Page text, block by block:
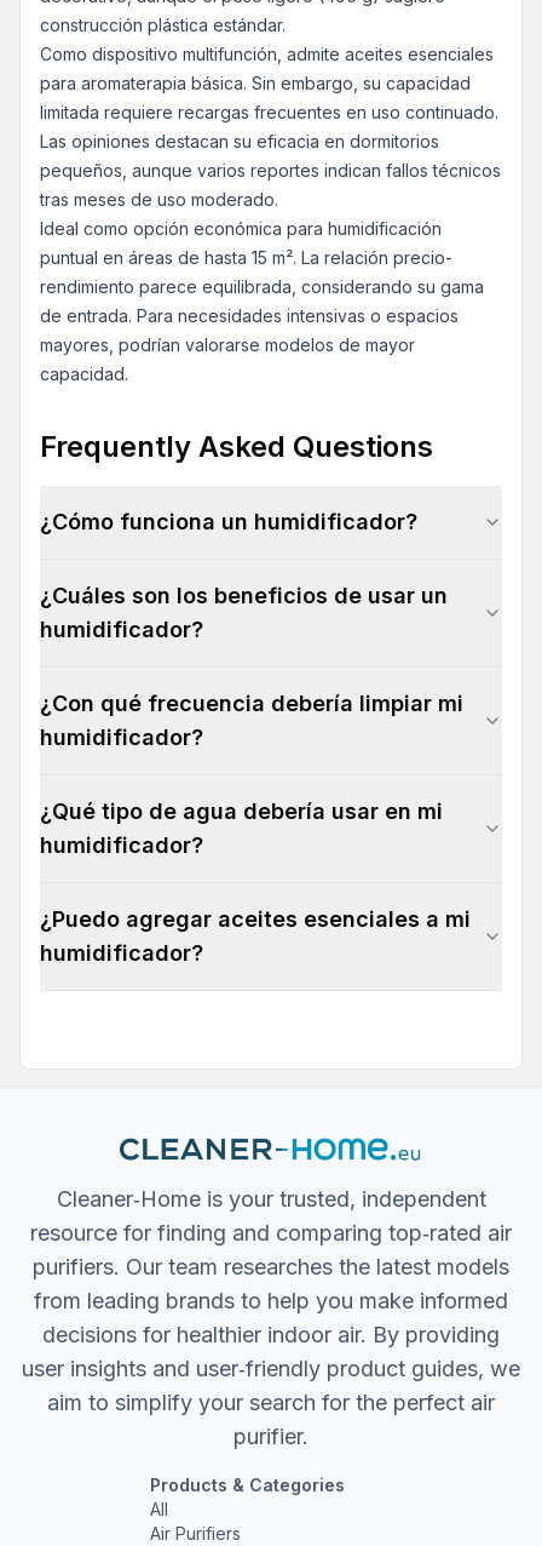
construcción plástica estándar.
Como dispositivo multifunción, admite aceites esenciales
para aromaterapia básica. Sin embargo, su capacidad
limitada requiere recargas frecuentes en uso continuado.
Las opiniones destacan su eficacia en dormitorios
pequeños, aunque varios reportes indican fallos técnicos
tras meses de uso moderado.
Ideal como opción económica para humidificación
puntual en áreas de hasta 15 m². La relación precio-
rendimiento parece equilibrada, considerando su gama
de entrada. Para necesidades intensivas o espacios
mayores, podrían valorarse modelos de mayor
capacidad.
Frequently Asked Questions
¿Cómo funciona un humidificador?
¿Cuáles son los beneficios de usar un
humidificador?
¿Con qué frecuencia debería limpiar mi
humidificador?
¿Qué tipo de agua debería usar en mi
humidificador?
¿Puedo agregar aceites esenciales a mi
humidificador?
Cleaner‐Home is your trusted, independent
resource for finding and comparing top‐rated air
purifiers. Our team researches the latest models
from leading brands to help you make informed
decisions for healthier indoor air. By providing
user insights and user‐friendly product guides, we
aim to simplify your search for the perfect air
purifier.
Products & Categories
All
Air Purifiers